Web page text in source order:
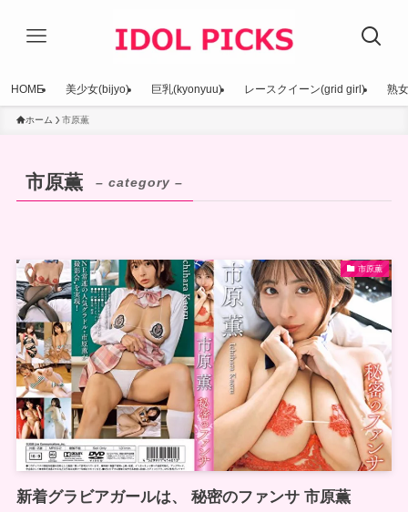
HOME 美少女(bijyo) 巨乳(kyonyuu) レースクイーン(grid girl) 熟
ホーム 市原薫
市原薫 – category –
市原薫
新着グラビアガールは、 秘密のファンサ 市原薫